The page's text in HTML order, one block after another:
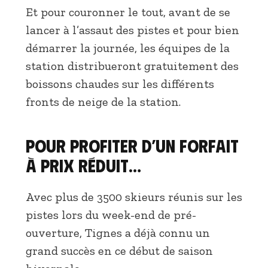
Et pour couronner le tout, avant de se
lancer à l’assaut des pistes et pour bien
démarrer la journée, les équipes de la
station distribueront gratuitement des
boissons chaudes sur les différents
fronts de neige de la station.
Pour profiter d’un forfait
à prix réduit…
Avec plus de 3500 skieurs réunis sur les
pistes lors du week-end de pré-
ouverture, Tignes a déjà connu un
grand succès en ce début de saison